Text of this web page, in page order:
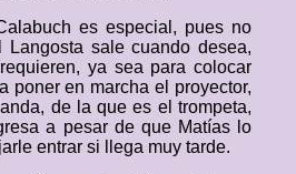
es especial, pues no
sale cuando desea,
ya sea para colocar
poner en marcha el proyector,
de la que es el trompeta,
a pesar de que Matías lo
entrar si llega muy tarde.